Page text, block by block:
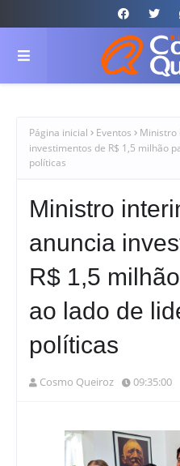
Página inicial Eventos
Ministro
investimentos de R$ 1,5 milhão
políticas
Ministro
anuncia
R$ 1,5
ao lado de
políticas
Cosmo Queiroz 09:35:00